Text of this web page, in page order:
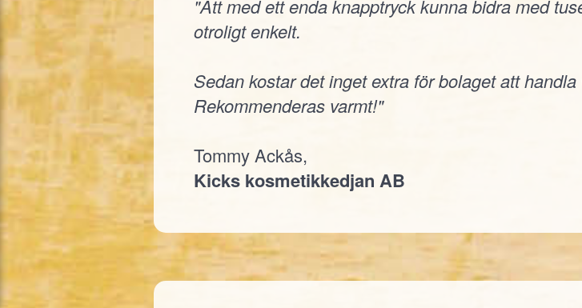
"Att med ett enda knapptryck kunna bidra med
otroligt enkelt.
Sedan kostar det inget extra för bolaget att
Rekommenderas varmt!"
Tommy Ackås,
Kicks kosmetikkedjan AB